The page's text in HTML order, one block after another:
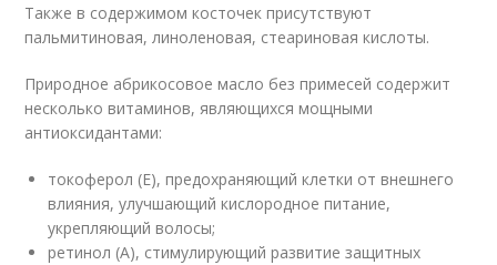
Также в содержимом косточек присутствуют
пальмитиновая, линоленовая, стеариновая кислоты.
Природное абрикосовое масло без примесей содержит
несколько витаминов, являющихся мощными
антиоксидантами:
токоферол (E), предохраняющий клетки от внешнего
влияния, улучшающий кислородное питание,
укрепляющий волосы;
ретинол (A), стимулирующий развитие защитных